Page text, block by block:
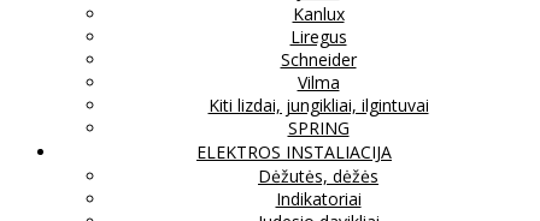
Kanlux
Liregus
Schneider
Vilma
Kiti lizdai, jungikliai, ilgintuvai
SPRING
ELEKTROS INSTALIACIJA
Dėžutės, dėžės
Indikatoriai